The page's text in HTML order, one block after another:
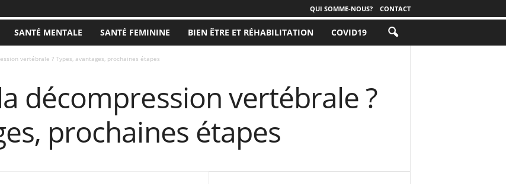
QUI SOMME-NOUS? CONTACT
SANTÉ MENTALE SANTÉ FEMININE BIEN ÊTRE ET RÉHABILITATION COVID19
vertébrale ? Types, avantages, prochaines étapes
décompression vertébrale ?
prochaines étapes